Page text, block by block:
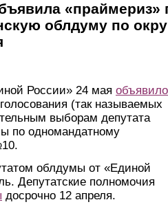
«праймериз»
облдуму по
России» 24 мая объявило
(так называемых
выборам депутата
по одномандатному
облдумы от «Единой
Депутатские полномочия
досрочно 12 апреля.